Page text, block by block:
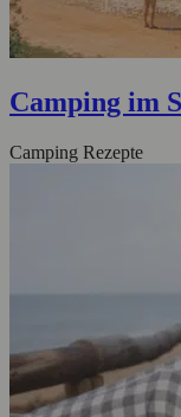
Camping im
Camping Rezepte